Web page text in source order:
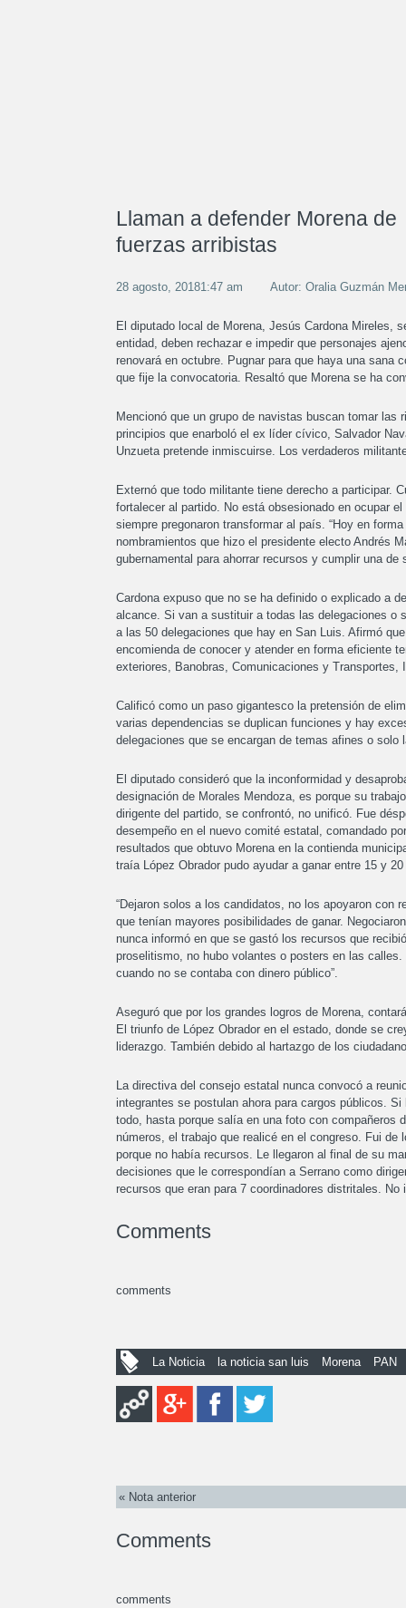
Llaman a defender Morena de
fuerzas arribistas
28 agosto, 20181:47 am Autor: Oralia Guzmán
El diputado local de Morena, Jesús Cardona Mireles,
entidad, deben rechazar e impedir que personajes
renovará en octubre. Pugnar para que haya una sana
que fije la convocatoria. Resaltó que Morena se ha
Mencionó que un grupo de navistas buscan tomar las
principios que enarboló el ex líder cívico, Salvador
Unzueta pretende inmiscuirse. Los verdaderos
Externó que todo militante tiene derecho a participar.
fortalecer al partido. No está obsesionado en ocupar
siempre pregonaron transformar al país. “Hoy en
nombramientos que hizo el presidente electo Andrés
gubernamental para ahorrar recursos y cumplir una
Cardona expuso que no se ha definido o explicado a
alcance. Si van a sustituir a todas las delegaciones o
a las 50 delegaciones que hay en San Luis. Afirmó
encomienda de conocer y atender en forma eficiente
exteriores, Banobras, Comunicaciones y Transportes,
Calificó como un paso gigantesco la pretensión de
varias dependencias se duplican funciones y hay
delegaciones que se encargan de temas afines o
El diputado consideró que la inconformidad y
designación de Morales Mendoza, es porque su
dirigente del partido, se confrontó, no unificó. Fue
desempeño en el nuevo comité estatal, comandado
resultados que obtuvo Morena en la contienda
traía López Obrador pudo ayudar a ganar entre 15 y
“Dejaron solos a los candidatos, no los apoyaron con
que tenían mayores posibilidades de ganar.
nunca informó en que se gastó los recursos que
proselitismo, no hubo volantes o posters en las
cuando no se contaba con dinero público”.
Aseguró que por los grandes logros de Morena,
El triunfo de López Obrador en el estado, donde se
liderazgo. También debido al hartazgo de los
La directiva del consejo estatal nunca convocó a
integrantes se postulan ahora para cargos públicos.
todo, hasta porque salía en una foto con compañeros
números, el trabajo que realicé en el congreso. Fui
porque no había recursos. Le llegaron al final de su
decisiones que le correspondían a Serrano como
recursos que eran para 7 coordinadores distritales. No
Comments
comments
La Noticia la noticia san luis Morena PAN
« Nota anterior
Comments
comments